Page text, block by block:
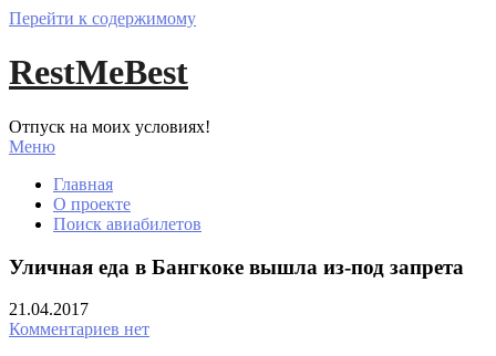
Перейти к содержимому
RestMeBest
Отпуск на моих условиях!
Меню
Главная
О проекте
Поиск авиабилетов
Уличная еда в Бангкоке вышла из-под запрета
21.04.2017
Комментариев нет